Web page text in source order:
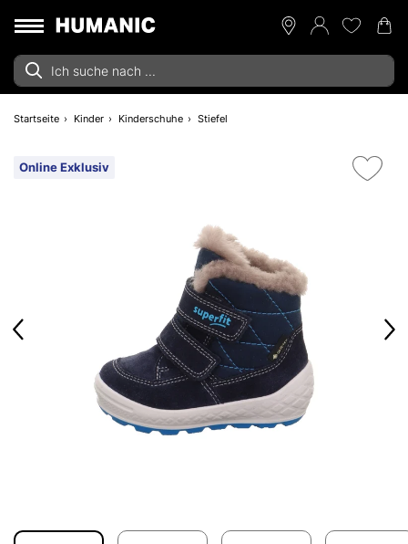
Startseite Kinder Kinderschuhe Stiefel
Online Exklusiv